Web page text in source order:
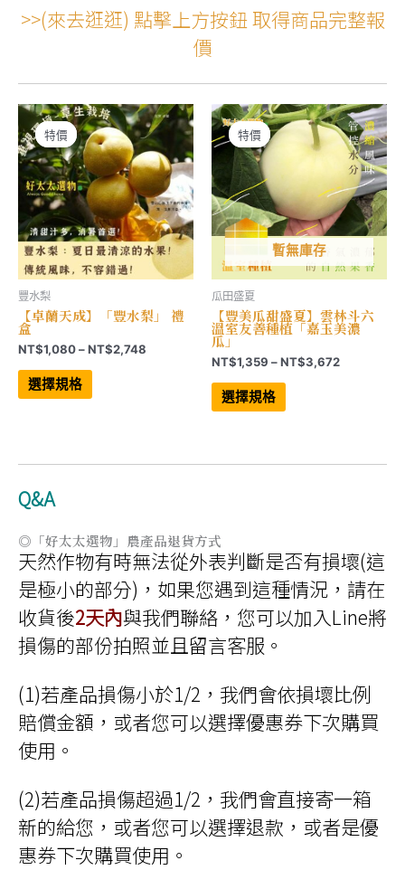
>>(來去逛逛) 點擊上方按鈕 取得商品完整報
價
特價
特價
豐水梨
【卓蘭天成】「豐水梨」 禮
盒
NT$1,080–NT$2,748
選擇規格
此
品
可
面
選
擇
選
項
特價
暫無庫存
特價
瓜田盛夏
【豐美瓜甜盛夏】雲林斗六
溫室友善種植「嘉玉美濃
瓜」
NT$1,359 –NT$3,672價
選擇規格
此
品
式。
選
擇
選
項
Q&A
◎「好太太選物」農產品退貨方式
天然作物有時無法從外表判斷是否有損壞(這
是極小的部分)，如果您遇到這種情況，請在
收貨後2天內與我們聯絡，您可以加入Line將
損傷的部份拍照並且留言客服。
(1)若產品損傷小於1/2，我們會依損壞比例
賠償金額，或者您可以選擇優惠券下次購買
使用。
(2)若產品損傷超過1/2，我們會直接寄一箱
新的給您，或者您可以選擇退款，或者是優
惠券下次購買使用。